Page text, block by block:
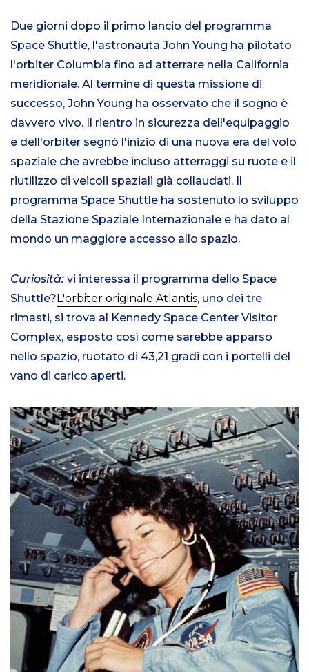
Due giorni dopo il primo lancio del programma
Space Shuttle, l'astronauta John Young ha pilotato
l'orbiter Columbia fino ad atterrare nella California
meridionale. Al termine di questa missione di
successo, John Young ha osservato che il sogno è
davvero vivo. Il rientro in sicurezza dell'equipaggio
e dell'orbiter segnò l'inizio di una nuova era del volo
spaziale che avrebbe incluso atterraggi su ruote e il
riutilizzo di veicoli spaziali già collaudati. Il
programma Space Shuttle ha sostenuto lo sviluppo
della Stazione Spaziale Internazionale e ha dato al
mondo un maggiore accesso allo spazio.
Curiosità: vi interessa il programma dello Space
Shuttle?L'orbiter originale Atlantis, uno dei tre
rimasti, si trova al Kennedy Space Center Visitor
Complex, esposto così come sarebbe apparso
nello spazio, ruotato di 43,21 gradi con i portelli del
vano di carico aperti.